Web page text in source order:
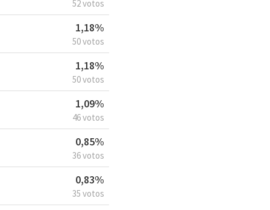
52 votos
1,18%
50 votos
1,18%
50 votos
1,09%
46 votos
0,85%
36 votos
0,83%
35 votos